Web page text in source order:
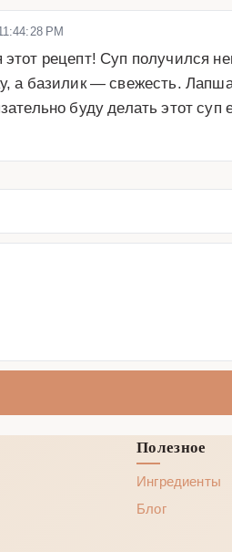
PM
этот рецепт! Суп
а базилик — свежесть.
буду делать этот
Полезное
Ингредиенты
Блог